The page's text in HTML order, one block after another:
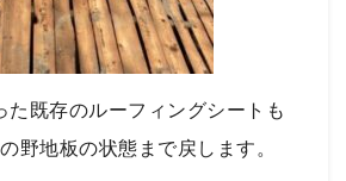
た既存のルーフィングシートも
野地板の状態まで戻します。